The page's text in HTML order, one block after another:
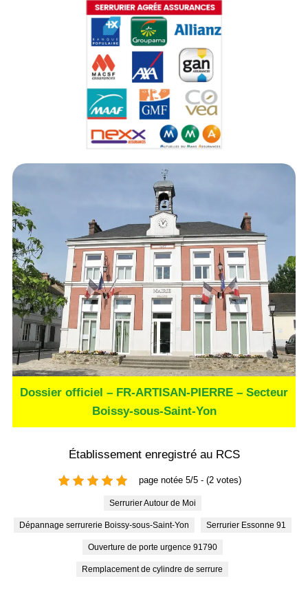
Dossier officiel – FR-ARTISAN-PIERRE – Secteur
Boissy-sous-Saint-Yon
Établissement enregistré au RCS
page notée 5/5 - (2 votes)
Serrurier Autour de Moi
Dépannage serrurerie Boissy-sous-Saint-Yon Serrurier Essonne 91
Ouverture de porte urgence 91790
Remplacement de cylindre de serrure